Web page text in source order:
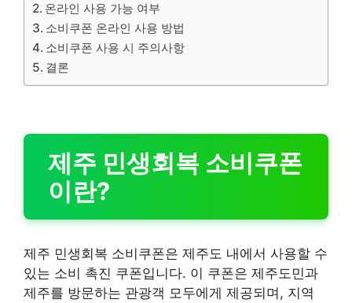
온라인 사용 가능 여부
소비쿠폰 온라인 사용 방법
소비쿠폰 사용 시 주의사항
결론
제주 민생회복 소비쿠폰
이란?
제주 민생회복 소비쿠폰은 제주도 내에서 사용할 수
있는 소비 촉진 쿠폰입니다. 이 쿠폰은 제주도민과
제주를 방문하는 관광객 모두에게 제공되며, 지역